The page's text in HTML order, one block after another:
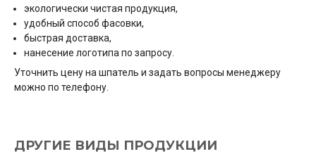
экологически чистая продукция,
удобный способ фасовки,
быстрая доставка,
нанесение логотипа по запросу.
Уточнить цену на шпатель и задать вопросы менеджеру
можно по телефону.
ДРУГИЕ ВИДЫ ПРОДУКЦИИ